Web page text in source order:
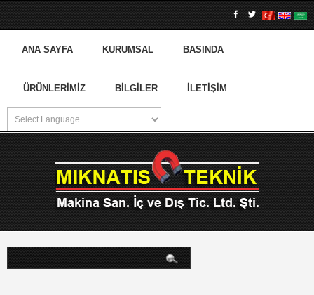
ANA SAYFA KURUMSAL BASINDA
ÜRÜNLERIMIZ BILGILER İLETIŞIM
arama...